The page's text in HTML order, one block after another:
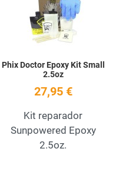
Phix Doctor Epoxy Kit Small
2.5oz
27,95 €
Kit reparador
Sunpowered Epoxy
2.5oz.